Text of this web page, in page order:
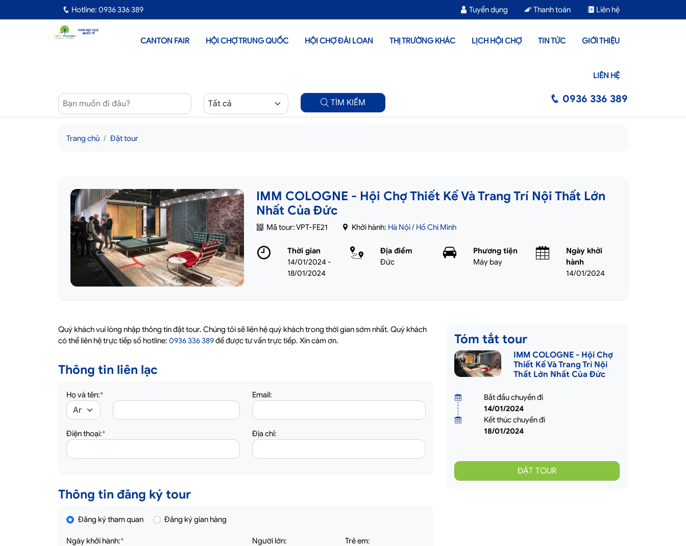
Hotline: 0936 336 389 Tuyển dụng Thanh toán Liên hệ
CANTON FAIR HỘI CHỢ TRUNG QUỐC HỘI CHỢ ĐÀI LOAN THỊ TRƯỜNG KHÁC LỊCH HỘI CHỢ TIN TỨC GIỚI THIỆU
LIÊN HỆ
TÌM KIẾM 0936 336 389
Trang chủ Đặt tour
IMM COLOGNE - Hội Chợ Thiết Kế Và Trang Trí Nội Thất Lớn
Nhất Của Đức
Mã tour: VPT-FE21 Khởi hành: Hà Nội / Hồ Chí Minh
Thời gian
14/01/2024 -
18/01/2024
Địa điểm
Đức
Phương tiện
Máy bay
Ngày khởi
hành
14/01/2024
Quý khách vui lòng nhập thông tin đặt tour. Chúng tôi sẽ liên hệ quý khách trong thời gian sớm nhất. Quý khách
có thể liên hệ trực tiếp số hotline: 0936 336 389để được tư vấn trực tiếp. Xin cám ơn.
Thông tin liên lạc
Họ và tên:* Email:
Điện thoại:* Địa chỉ:
Thông tin đăng ký tour
Đăng ký tham quan Đăng ký gian hàng
Ngày khởi hành:* Người lớn: Trẻ em:
Tóm tắt tour
IMM COLOGNE - Hội Chợ
Thiết Kế Và Trang Trí Nội
Thất Lớn Nhất Của Đức
Bắt đầu chuyến đi
14/01/2024
Kết thúc chuyến đi
18/01/2024